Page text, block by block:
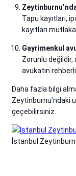
Tapu kayıtları,
kayıtları
Gayrimenkul
Zorunlu
avukatın
Daha fazla bilgi
Zeytinburnu’ndaki
geçebilirsiniz.
İstanbul